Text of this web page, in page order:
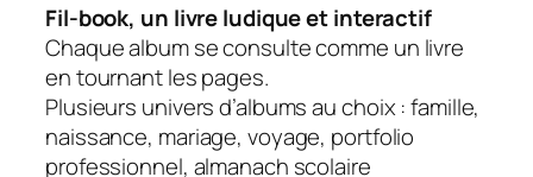
Fil-book, un livre ludique et interactif
Chaque album se consulte comme un livre
en tournant les pages.
Plusieurs univers d’albums au choix : famille,
naissance, mariage, voyage, portfolio
professionnel, almanach scolaire